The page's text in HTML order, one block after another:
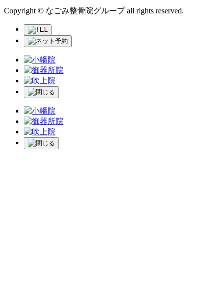
Copyright © なごみ整骨院グループ all rights reserved.